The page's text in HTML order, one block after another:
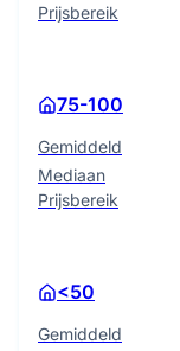
Prijsbereik
75-100
Gemiddeld
Mediaan
Prijsbereik
<50
Gemiddeld